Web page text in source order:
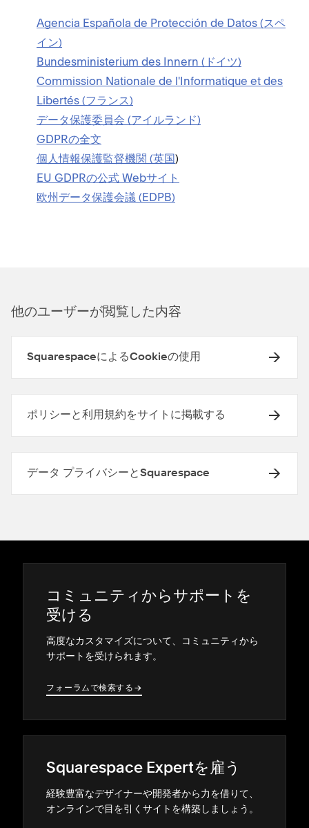
Agencia Española de Protección de Datos (⁠スペ
イン⁠)
Bundesministerium des Innern (⁠ドイツ⁠)
Commission Nationale de l⁠'⁠Informatique et des
Libertés (⁠フランス⁠)
デ⁠ータ保護委員会 (⁠アイルランド⁠)
GDPRの全文
個人情報保護監督機関 (⁠英国⁠)
EU GDPRの公式 Webサイト
欧州デ⁠ータ保護会議 (⁠EDPB⁠)
他のユ⁠ーザ⁠ーが閲覧した内容
SquarespaceによるCookieの使用
ポリシーと利用規約をサイトに掲載する
データ プライバシーとSquarespace
コミ⁠ュニテ⁠ィからサポ⁠ートを
受ける
高度なカスタマイズについて⁠、コミ⁠ュニテ⁠ィから
サポ⁠ートを受けられます⁠。
フ⁠ォ⁠ーラムで検索する →
→
Squarespace Expertを雇う
経験豊富なデザイナ⁠ーや開発者から力を借りて⁠、
オンラインで目を引くサイトを構築しまし⁠ょう⁠。